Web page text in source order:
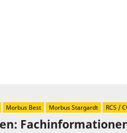
Morbus Best Morbus Stargardt RCS /